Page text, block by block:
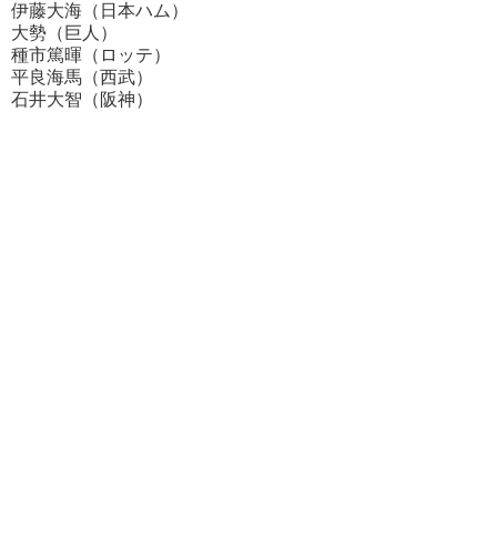
伊藤大海（日本ハム）
大勢（巨人）
種市篤暉（ロッテ）
平良海馬（西武）
石井大智（阪神）